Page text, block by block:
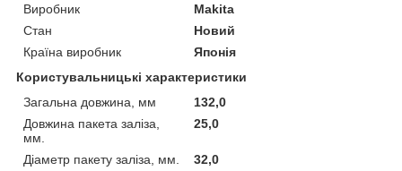
Виробник
Makita
Стан
Новий
Країна виробник
Японія
Користувальницькі характеристики
Загальна довжина, мм
132,0
Довжина пакета заліза,
мм.
25,0
Діаметр пакету заліза, мм.
32,0